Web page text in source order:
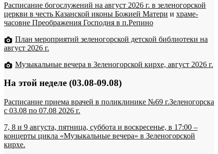
Расписание богослужений на август 2026 г. в зеленогорской
церкви в честь Казанской иконы Божией Матери и храме-
часовне Преображения Господня в п.Репино
План мероприятий зеленогорской детской библиотеки на
август 2026 г.
Музыкальные вечера в Зеленогорской кирхе, август 2026 г.
На этой неделе (03.08-09.08)
Расписание приема врачей в поликлинике №69 г.Зеленогорска
c 03.08 по 07.08 2026 г.
7, 8 и 9 августа, пятница, суббота и воскресенье, в 17:00 –
концерты цикла «Музыкальные вечера» в Зеленогорской
кирхе.